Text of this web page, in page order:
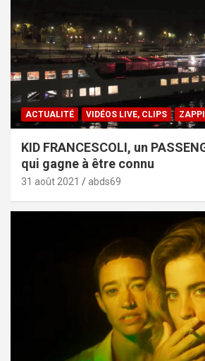
ACTUALITÉ VIDÉOS LIVE, CLIPS
KID FRANCESCOLI, un
qui gagne à être connu
31 août 2021 abds69